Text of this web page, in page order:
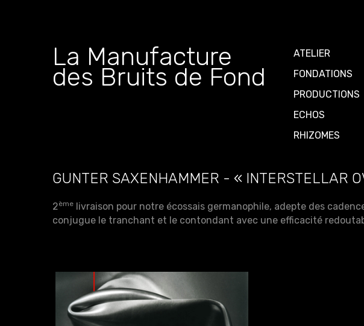
La Manufacture
des Bruits de Fond
ATELIER
FONDATIONS
PRODUCTIONS
ECHOS
RHIZOMES
GUNTER SAXENHAMMER - « INTERSTELLAR
2ème livraison pour notre écossais germanophile, adepte des
conjugue le tranchant et le contondant avec une efficacité